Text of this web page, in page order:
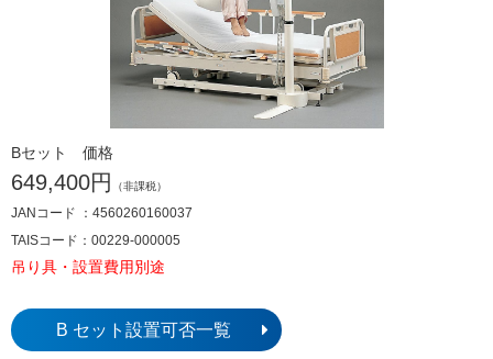
Bセット 価格
649,400円 （非課税）
JANコード ：4560260160037
TAISコード：00229-000005
吊り具・設置費用別途
B セット設置可否一覧